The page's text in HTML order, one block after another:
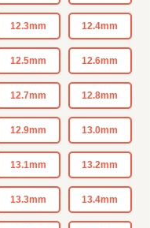
12.3mm 12.4mm
12.5mm 12.6mm
12.7mm 12.8mm
12.9mm 13.0mm
13.1mm 13.2mm
13.3mm 13.4mm